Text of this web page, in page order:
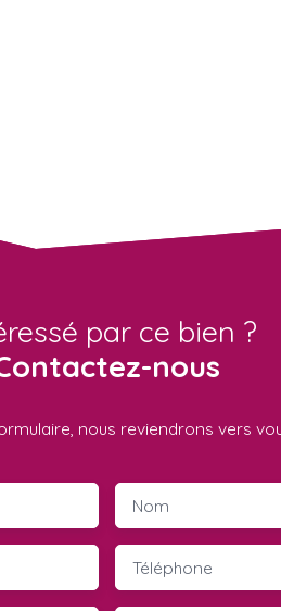
par ce bien ?
nous
nous reviendrons vers
Nom
Téléphone